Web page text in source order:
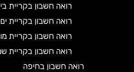
רואה חשבון בקריית ביאליק
רואה חשבון בקריית ים
רואה חשבון בקריית מוצקין
רואה חשבון בקריית שמונה
רואה חשבון בחיפה